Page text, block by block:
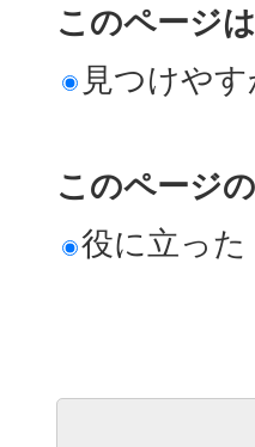
このページ
見つけや
このページ
役に立った